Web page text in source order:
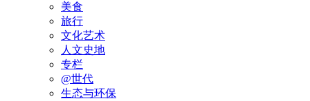
美食
旅行
文化艺术
人文史地
专栏
@世代
生态与环保